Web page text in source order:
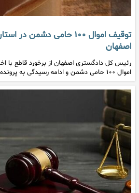
توقیف اموال ۱۰۰ حامی دشمن در
اصفهان
رئیس کل دادگستری اصفهان از برخورد قاطع با
اموال ۱۰۰ حامی دشمن و ادامه رسیدگی به پرونده‌های…